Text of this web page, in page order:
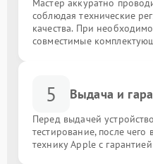
Мастер аккуратно
соблюдая технические
качества. При
совместимые
5 Выдача и
Перед выдачей
тестирование, после
технику Apple с